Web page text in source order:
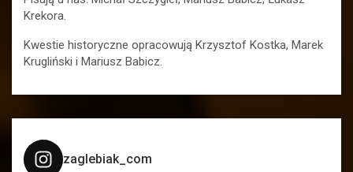
Krekora.
Kwestie historyczne opracowują Krzysztof Kostka, Marek
Krugliński i Mariusz Babicz.
zaglebiak_com